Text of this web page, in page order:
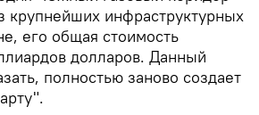
крупнейших инфраструктурных
его общая стоимость
долларов. Данный
полностью заново создает